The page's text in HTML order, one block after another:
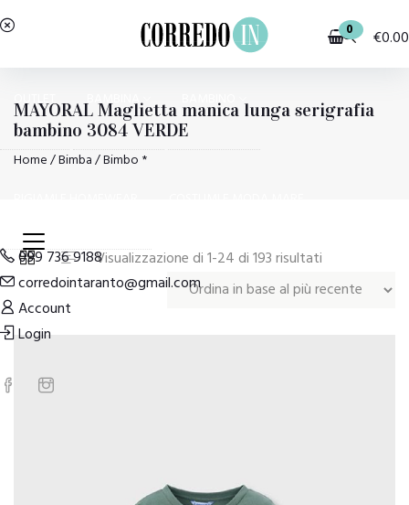
0 €0.00
OUTLET BAMBINA BAMBINO
099 736 9188
corredointaranto@gmail.com
Account
Login
MAYORAL Maglietta manica lunga serigrafia
bambino 3084 VERDE
Home/Bimba/ Bimbo *
Visualizzazione di 1-24 di 193 risultati
in